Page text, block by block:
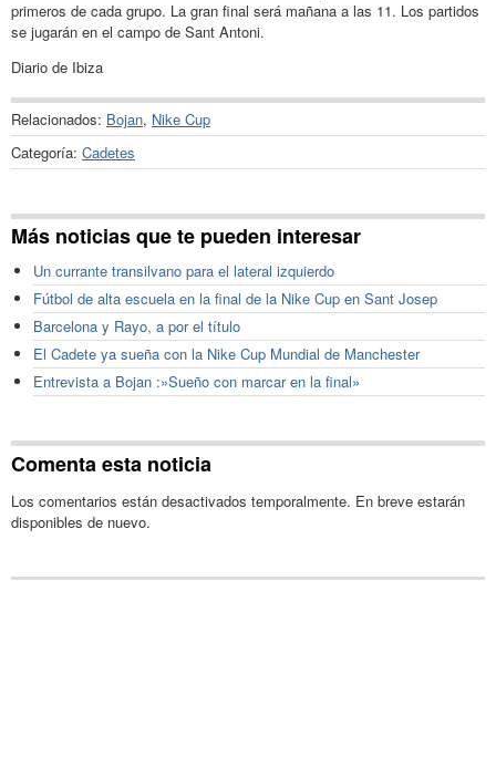
primeros de cada grupo. La gran final será mañana a las 11. Los partidos
se jugarán en el campo de Sant Antoni.
Diario de Ibiza
Relacionados: Bojan, Nike Cup
Categoría: Cadetes
Más noticias que te pueden interesar
Un currante transilvano para el lateral izquierdo
Fútbol de alta escuela en la final de la Nike Cup en Sant Josep
Barcelona y Rayo, a por el título
El Cadete ya sueña con la Nike Cup Mundial de Manchester
Entrevista a Bojan :»Sueño con marcar en la final»
Comenta esta noticia
Los comentarios están desactivados temporalmente. En breve estarán
disponibles de nuevo.